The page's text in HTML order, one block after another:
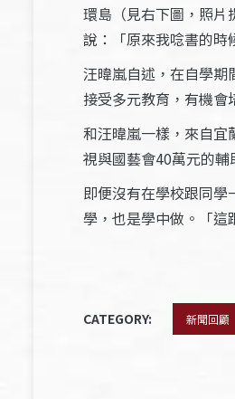
環島（見右下圖，照片
說：「原來我唸書的時
汪暐嵐自述，在自學期
接受多元教育，有機會
和汪暐嵐一樣，來自宜
視與國藝會40萬元的
即便沒有在學校跟同
學，也是學中做。「這
CATEGORY: 新聞回顧